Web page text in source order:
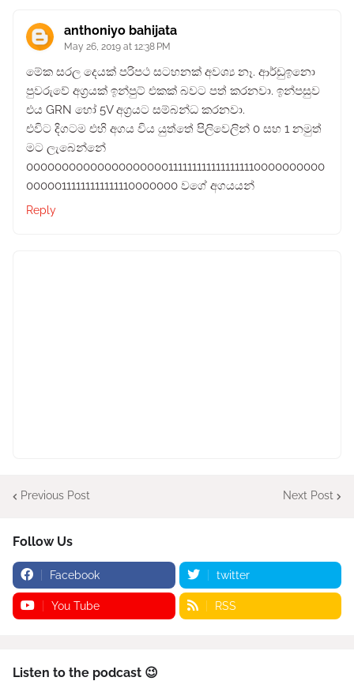
anthoniyo bahijata
May 26, 2019 at 12:38 PM
මේක සරල දෙයක් පරිපථ සටහනක් අවශ්‍ය නෑ. ආර්ඩුඉනො
පුවරුවේ අග්‍රයක් ඉන්පුට් එකක් බවට පත් කරනවා. ඉන්පසුව
එය GRN හෝ 5V අග්‍රයට සම්බන්ධ කරනවා.
එවිට දිගටම එහි අගය විය යුත්තේ පිලිවෙලින් 0 සහ 1 නමුත්
මට ලැබෙන්නේ
000000000000000000001111111111111111110000000000
00000111111111111110000000 වගේ අගයයන්
Reply
Previous Post Next Post
Follow Us
Facebook twitter
You Tube RSS
Listen to the podcast 😉